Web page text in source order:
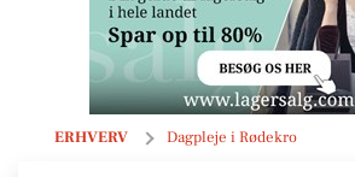
ERHVERV Dagpleje i Rødekro
Karsten og Nicoles Privatpasning i